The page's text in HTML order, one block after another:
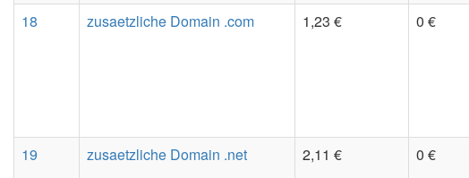
18
zusaetzliche Domain .com 1,23 € 0 €
19
zusaetzliche Domain .net 2,11 € 0 €